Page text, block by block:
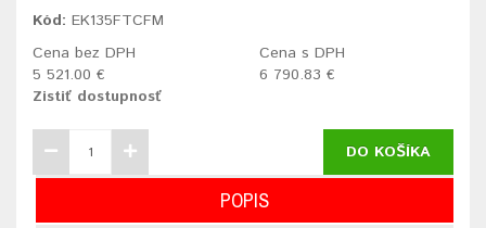
Kód: EK135FTCFM
Cena bez DPH
5 521.00 €
Cena s DPH
6 790.83 €
Zistiť dostupnosť
DO KOŠÍKA
POPIS